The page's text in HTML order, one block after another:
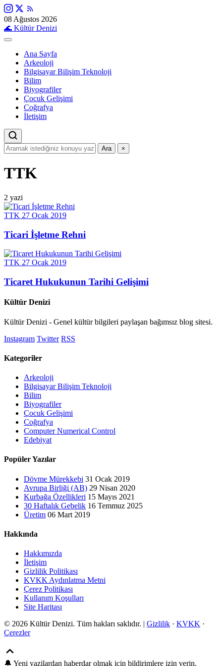
08 Ağustos 2026
🌊 Kültür Denizi
Ana Sayfa
Arkeoloji
Bilgisayar Bilişim Teknoloji
Bilim
Biyografiler
Çocuk Gelişimi
Coğrafya
İletişim
Ara ×
TTK
2 yazi
TTK 27 Ocak 2019
Ticari İşletme Rehni
TTK 27 Ocak 2019
Ticaret Hukukunun Tarihi Gelişimi
Kültür Denizi
Kültür Denizi - Genel kültür bilgileri paylaşan bağımsız blog sitesi.
Instagram Twitter RSS
Kategoriler
Arkeoloji
Bilgisayar Bilişim Teknoloji
Bilim
Biyografiler
Çocuk Gelişimi
Coğrafya
Computer Numerical Control
Edebiyat
Popüler Yazılar
Dövme Mürekkebi 31 Ocak 2019
Avrupa Birliği (AB) 29 Nisan 2020
Kurbağa Özellikleri 15 Mayıs 2021
30 Haftalık Gebelik 16 Temmuz 2025
Üretim 06 Mart 2019
Hakkında
Hakkımızda
İletişim
Gizlilik Politikası
KVKK Aydınlatma Metni
Çerez Politikası
Kullanım Koşulları
Site Haritası
© 2026 Kültür Denizi. Tüm hakları saklıdır. | Gizlilik · KVKK ·
Çerezler
🔔 Yeni yazilardan haberdar olmak icin bildirimlere izin verin.